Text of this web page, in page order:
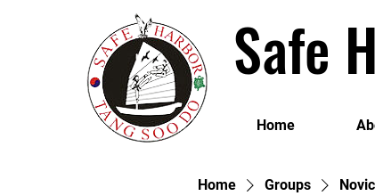
Safe
Home
Home Groups